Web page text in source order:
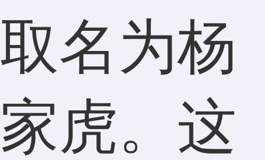
取名为杨
家虎。这